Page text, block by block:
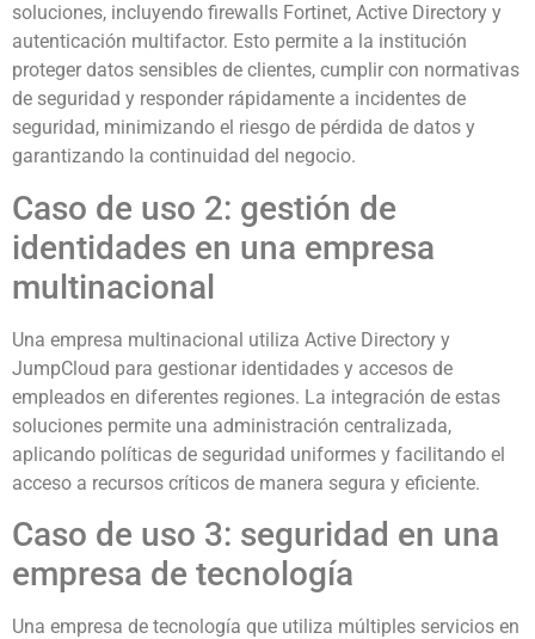
soluciones, incluyendo firewalls Fortinet, Active Directory y
autenticación multifactor. Esto permite a la institución
proteger datos sensibles de clientes, cumplir con normativas
de seguridad y responder rápidamente a incidentes de
seguridad, minimizando el riesgo de pérdida de datos y
garantizando la continuidad del negocio.
Caso de uso 2: gestión de
identidades en una empresa
multinacional
Una empresa multinacional utiliza Active Directory y
JumpCloud para gestionar identidades y accesos de
empleados en diferentes regiones. La integración de estas
soluciones permite una administración centralizada,
aplicando políticas de seguridad uniformes y facilitando el
acceso a recursos críticos de manera segura y eficiente.
Caso de uso 3: seguridad en una
empresa de tecnología
Una empresa de tecnología que utiliza múltiples servicios en